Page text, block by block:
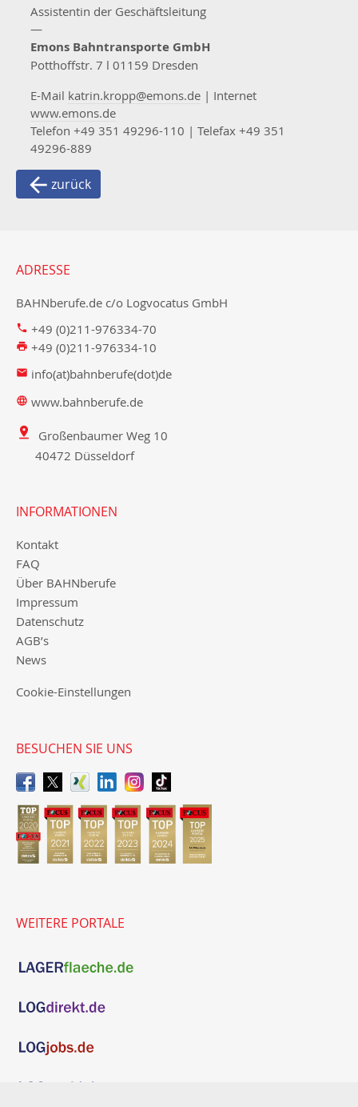
Assistentin der Geschäftsleitung
—
Emons Bahntransporte GmbH
Potthoffstr. 7 l 01159 Dresden
E-Mail katrin.kropp@emons.de | Internet
www.emons.de
Telefon +49 351 49296-110 | Telefax +49 351
49296-889
zurück
ADRESSE
BAHNberufe.de c/o Logvocatus GmbH
+49 (0)211-976334-70
+49 (0)211-976334-10
info(at)bahnberufe(dot)de
www.bahnberufe.de
Großenbaumer Weg 10
40472 Düsseldorf
INFORMATIONEN
Kontakt
FAQ
Über BAHNberufe
Impressum
Datenschutz
AGB’s
News
Cookie-Einstellungen
BESUCHEN SIE UNS
WEITERE PORTALE